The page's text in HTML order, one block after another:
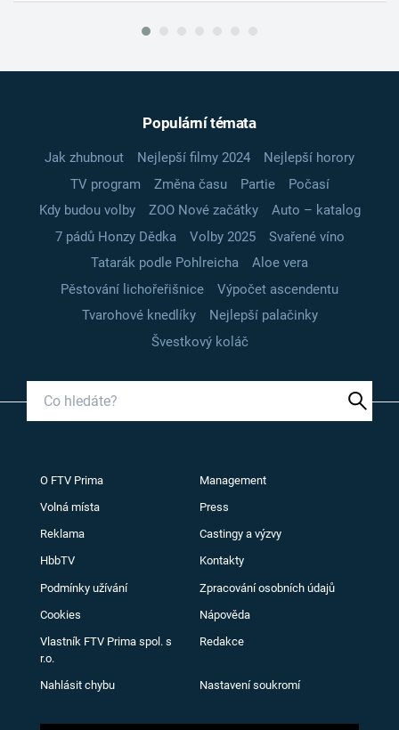
Populární témata
Jak zhubnout Nejlepší filmy 2024
Nejlepší horory
TV program
Změna času Partie
Počasí
Kdy budou volby
ZOO Nové začátky
Auto – katalog
7 pádů Honzy Dědka
Volby 2025
Svařené víno
Tatarák podle Pohlreicha
Aloe vera
Pěstování lichořeřišnice
Výpočet ascendentu
Tvarohové knedlíky
Nejlepší palačinky
Švestkový koláč
O FTV Prima Management
Volná místa Press
Reklama Castingy a výzvy
HbbTV Kontakty
Podmínky užívání Zpracování osobních údajů
Cookies Nápověda
Vlastník FTV Prima spol. s
r.o.
Redakce
Nahlásit chybu Nastavení soukromí